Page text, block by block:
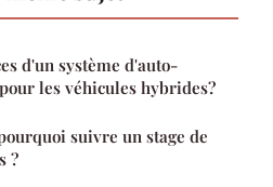
d'un système d'auto-
les véhicules hybrides?
suivre un stage de
?